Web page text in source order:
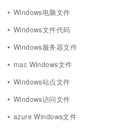
Windows电脑文件
Windows文件代码
Windows服务器文件
mac Windows文件
Windows站点文件
Windows访问文件
azure Windows文件